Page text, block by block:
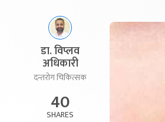
डा. विप्लव
अधिकारी
दन्तरोग चिकित्सक
40
SHARES